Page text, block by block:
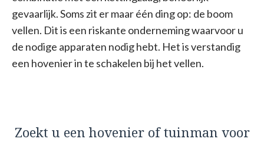
gevaarlijk. Soms zit er maar één ding op: de boom
vellen. Dit is een riskante onderneming waarvoor u
de nodige apparaten nodig hebt. Het is verstandig
een hovenier in te schakelen bij het vellen.
Zoekt u een hovenier of tuinman voor